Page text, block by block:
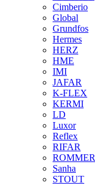
Cimberio
Global
Grundfos
Hermes
HERZ
HME
IMI
JAFAR
K-FLEX
KERMI
LD
Luxor
Reflex
RIFAR
ROMMER
Sanha
STOUT